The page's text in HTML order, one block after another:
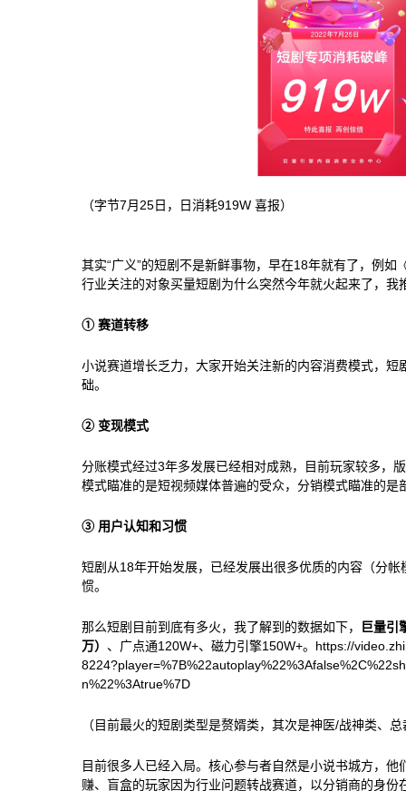
（字节7月25日，日消耗919W 喜报）
其实“广义”的短剧不是新鲜事物，早在18年就有了，例如
行业关注的对象买量短剧为什么突然今年就火起来了，我
① 赛道转移
小说赛道增长乏力，大家开始关注新的内容消费模式，短
础。
② 变现模式
分账模式经过3年多发展已经相对成熟，目前玩家较多，
模式瞄准的是短视频媒体普遍的受众，分销模式瞄准的是
③ 用户认知和习惯
短剧从18年开始发展，已经发展出很多优质的内容（分
惯。
那么短剧目前到底有多火，我了解到的数据如下，
巨量引
万） 、广点通120W+、磁力引擎150W+。https://
n%22%3Atrue%7D
（目前最火的短剧类型是赘婿类，其次是神医/战神类、
目前很多人已经入局。核心参与者自然是小说书城方，
赚、盲盒的玩家因为行业问题转战赛道，以分销商的身份